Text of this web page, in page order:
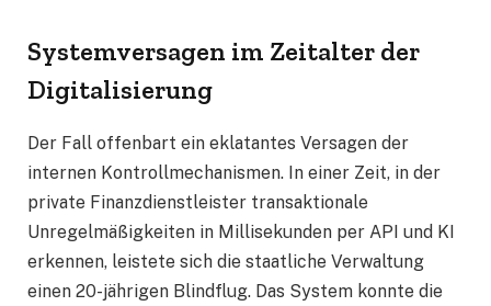
Systemversagen im Zeitalter der
Digitalisierung
Der Fall offenbart ein eklatantes Versagen der
internen Kontrollmechanismen. In einer Zeit, in der
private Finanzdienstleister transaktionale
Unregelmäßigkeiten in Millisekunden per API und KI
erkennen, leistete sich die staatliche Verwaltung
einen 20-jährigen Blindflug. Das System konnte die